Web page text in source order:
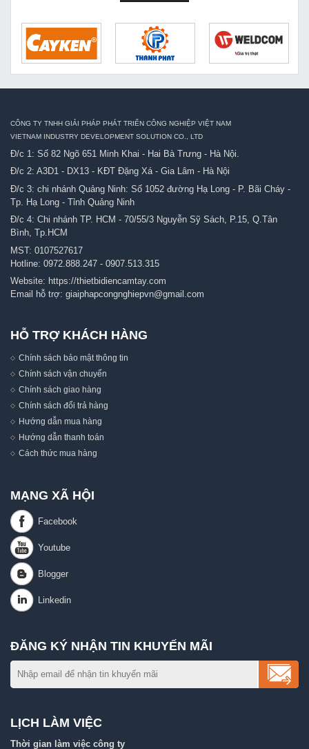
CÔNG TY TNHH GIẢI PHÁP PHÁT TRIỂN CÔNG NGHIỆP VIỆT NAM
VIETNAM INDUSTRY DEVELOPMENT SOLUTION CO., LTD
Đ/c 1: Số 82 Ngõ 651 Minh Khai - Hai Bà Trưng - Hà Nội.
Đ/c 2: A3D1 - DX13 - KĐT Đặng Xá - Gia Lâm - Hà Nội
Đ/c 3: chi nhánh Quảng Ninh: Số 1052 đường Hạ Long - P. Bãi Cháy -
Tp. Hạ Long - Tỉnh Quảng Ninh
Đ/c 4: Chi nhánh TP. HCM - 70/55/3 Nguyễn Sỹ Sách, P.15, Q.Tân
Bình, Tp.HCM
MST: 0107527617
Hotline: 0972.888.247 - 0907.513.315
Website: https://thietbidiencamtay.com
Email hỗ trợ: giaiphapcongnghiepvn@gmail.com
HỖ TRỢ KHÁCH HÀNG
Chính sách bảo mật thông tin
Chính sách vận chuyển
Chính sách giao hàng
Chính sách đổi trả hàng
Hướng dẫn mua hàng
Hướng dẫn thanh toán
Cách thức mua hàng
MẠNG XÃ HỘI
ĐĂNG KÝ NHẬN TIN KHUYẾN MÃI
LỊCH LÀM VIỆC
Thời gian làm việc công ty